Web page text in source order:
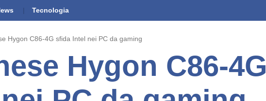
Tecnologia
Hygon C86-4G sfida Intel nei PC da gaming
Hygon C86-4G